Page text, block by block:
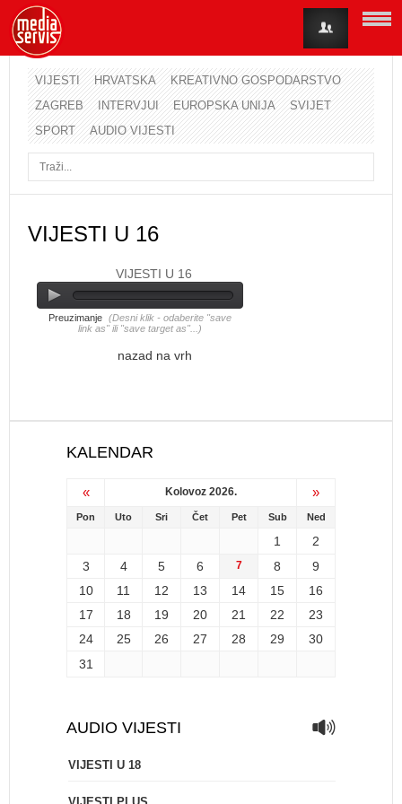
VIJESTI HRVATSKA
KREATIVNO GOSPODARSTVO
ZAGREB
INTERVJUI EUROPSKA UNIJA
SVIJET
SPORT
AUDIO VIJESTI
VIJESTI U 16
VIJESTI U 16
Preuzimanje (Desni klik - odaberite "save
link as" ili "save target as"...)
nazad na vrh
KALENDAR
« Kolovoz 2026. »
Pon Uto Sri Čet Pet Sub Ned
1
2
3
4 5 6 7 8
9
10
11 12 13 14 15
16
17
18 19 20 21 22
23
24
25 26 27 28 29
30
31
AUDIO VIJESTI
VIJESTI U 18
Korisničko ime
Lozinka
Zaboravili ste lozinku?